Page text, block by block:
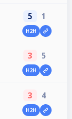
5 1
H2H
3 5
H2H
3 4
H2H